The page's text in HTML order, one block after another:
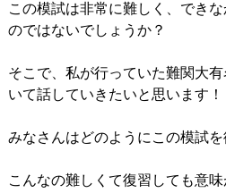
この模試は非常に難しく、でき
のではないでしょうか？
そこで、私が行っていた難関大
いて話していきたいと思います！
みなさんはどのようにこの模試
こんなの難しくて復習しても意